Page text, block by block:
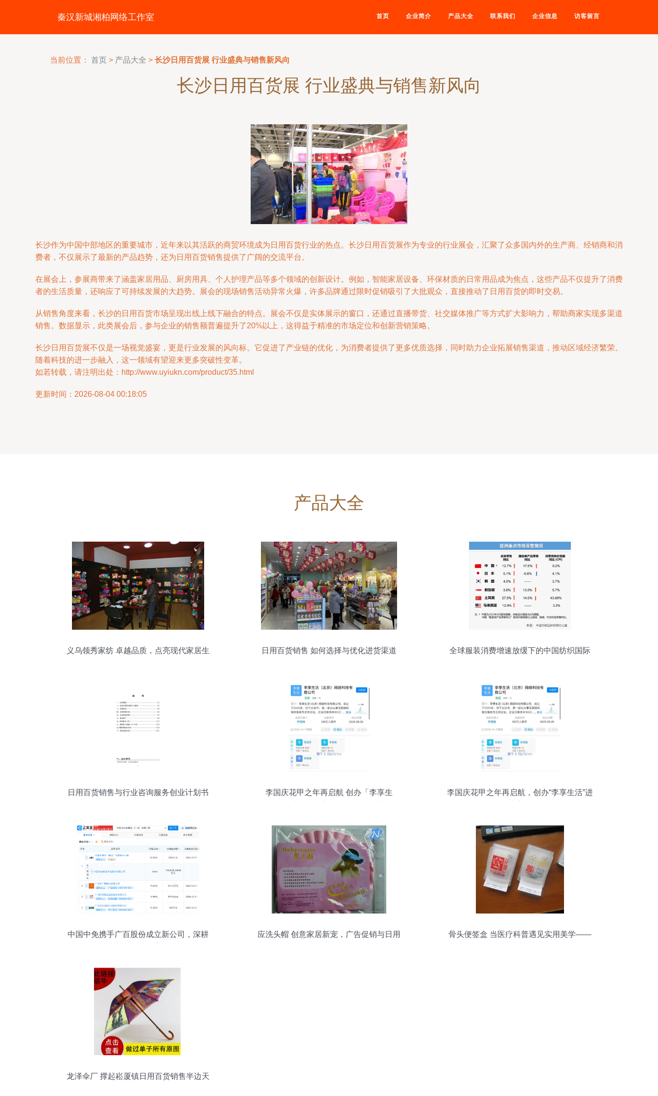
秦汉新城湘柏网络工作室 首页 企业简介 产品大全 联系我们 企业信息 访客留言
当前位置： 首页 > 产品大全 > 长沙日用百货展 行业盛典与销售新风向
长沙日用百货展 行业盛典与销售新风向
长沙作为中国中部地区的重要城市，近年来以其活跃的商贸环境成为日用百货行业的热点。长沙日用百货展作为专业的行业展会，汇聚了众多国内外的生产商、经销商和消
费者，不仅展示了最新的产品趋势，还为日用百货销售提供了广阔的交流平台。
在展会上，参展商带来了涵盖家居用品、厨房用具、个人护理产品等多个领域的创新设计。例如，智能家居设备、环保材质的日常用品成为焦点，这些产品不仅提升了消费
者的生活质量，还响应了可持续发展的大趋势。展会的现场销售活动异常火爆，许多品牌通过限时促销吸引了大批观众，直接推动了日用百货的即时交易。
从销售角度来看，长沙的日用百货市场呈现出线上线下融合的特点。展会不仅是实体展示的窗口，还通过直播带货、社交媒体推广等方式扩大影响力，帮助商家实现多渠道
销售。数据显示，此类展会后，参与企业的销售额普遍提升了20%以上，这得益于精准的市场定位和创新营销策略。
长沙日用百货展不仅是一场视觉盛宴，更是行业发展的风向标。它促进了产业链的优化，为消费者提供了更多优质选择，同时助力企业拓展销售渠道，推动区域经济繁荣。
随着科技的进一步融入，这一领域有望迎来更多突破性变革。
如若转载，请注明出处：http://www.uyiukn.com/product/35.html
更新时间：2026-08-04 00:18:05
产品大全
义乌领秀家纺 卓越品质，点亮现代家居生
日用百货销售 如何选择与优化进货渠道
全球服装消费增速放缓下的中国纺织国际
日用百货销售与行业咨询服务创业计划书
李国庆花甲之年再启航 创办「李享生
李国庆花甲之年再启航，创办“李享生活”进
中国中免携手广百股份成立新公司，深耕
应洗头帽 创意家居新宠，广告促销与日用
骨头便签盒 当医疗科普遇见实用美学——
龙泽伞厂 撑起崧厦镇日用百货销售半边天